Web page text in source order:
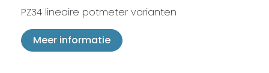
PZ34 lineaire potmeter varianten
Meer informatie